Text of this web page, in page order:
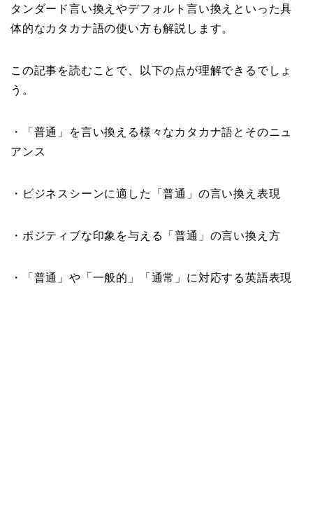
タンダード言い換えやデフォルト言い換えといった具
体的なカタカナ語の使い方も解説します。
この記事を読むことで、以下の点が理解できるでしょ
う。
・「普通」を言い換える様々なカタカナ語とそのニュ
アンス
・ビジネスシーンに適した「普通」の言い換え表現
・ポジティブな印象を与える「普通」の言い換え方
・「普通」や「一般的」「通常」に対応する英語表現